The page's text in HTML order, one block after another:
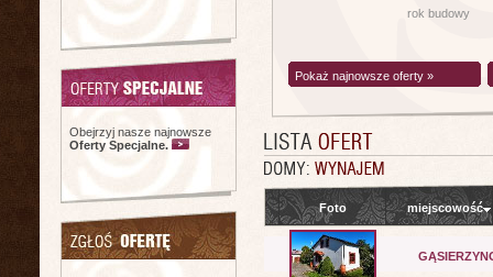
Obejrzyj nasze najnowsze
Oferty Specjalne.
rok budowy
Pokaż najnowsze oferty »
Foto miejscowość